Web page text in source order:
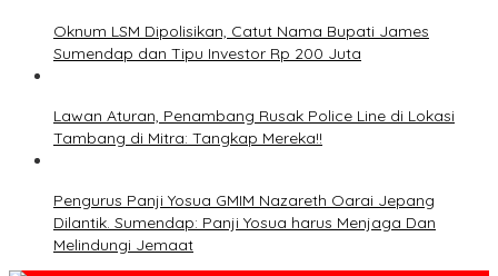
Oknum LSM Dipolisikan, Catut Nama Bupati James
Sumendap dan Tipu Investor Rp 200 Juta
Lawan Aturan, Penambang Rusak Police Line di Lokasi
Tambang di Mitra: Tangkap Mereka!!
Pengurus Panji Yosua GMIM Nazareth Oarai Jepang
Dilantik. Sumendap: Panji Yosua harus Menjaga Dan
Melindungi Jemaat